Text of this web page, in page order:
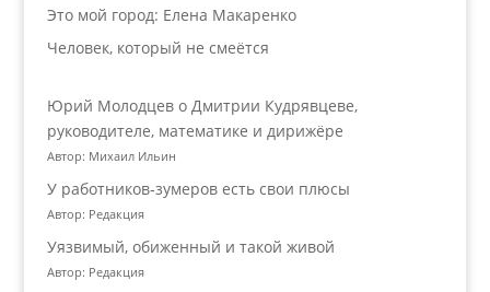
Это мой город: Елена Макаренко
Человек, который не смеётся
Юрий Молодцев о Дмитрии Кудрявцеве,
руководителе, математике и дирижёре
Автор: Михаил Ильин
У работников‑зумеров есть свои плюсы
Автор: Редакция
Уязвимый, обиженный и такой живой
Автор: Редакция